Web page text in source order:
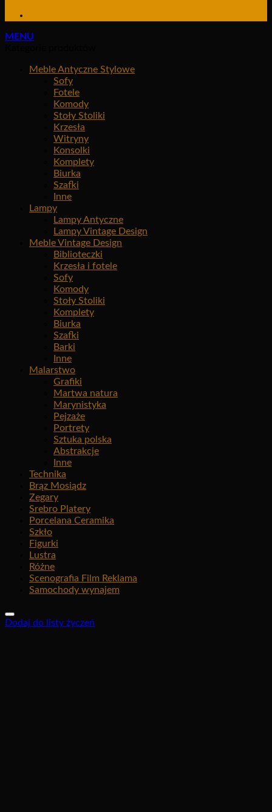
MENU
Meble Antyczne Stylowe
Sofy
Fotele
Komody
Stoły Stoliki
Krzesła
Witryny
Konsolki
Komplety
Biurka
Szafki
Inne
Lampy
Lampy Antyczne
Lampy Vintage Design
Meble Vintage Design
Biblioteczki
Krzesła i fotele
Sofy
Komody
Stoły Stoliki
Komplety
Biurka
Szafki
Barki
Inne
Malarstwo
Grafiki
Martwa natura
Marynistyka
Pejzaże
Portrety
Sztuka polska
Abstrakcje
Inne
Technika
Brąz Mosiądz
Zegary
Srebro Platery
Porcelana Ceramika
Szkło
Figurki
Lustra
Różne
Scenografia Film Reklama
Samochody wynajem
Dodaj do listy życzeń